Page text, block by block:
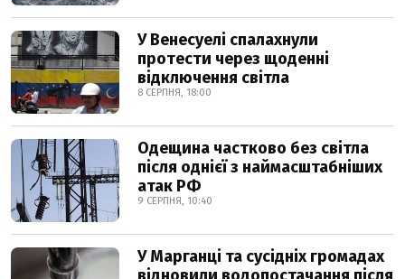
У Венесуелі спалахнули
протести через щоденні
відключення світла
8 СЕРПНЯ, 18:00
Одещина частково без світла
після однієї з наймасштабніших
атак РФ
9 СЕРПНЯ, 10:40
У Марганці та сусідніх громадах